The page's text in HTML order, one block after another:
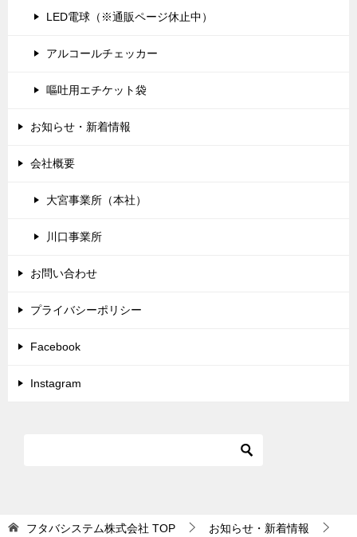
LED電球（※通販ページ休止中）
アルコールチェッカー
嘔吐用エチケット袋
お知らせ・新着情報
会社概要
大宮事業所（本社）
川口事業所
お問い合わせ
プライバシーポリシー
Facebook
Instagram
フタバシステム株式会社 TOP お知らせ・新着情報